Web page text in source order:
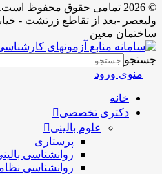
© 2026 تمامی حقوق محفوظ
ساختمان معین
جستجو
منوی ورود
خانه
دکتری تخصصی
علوم بالینی
پرستاری
روانشناسی
روانشناسی